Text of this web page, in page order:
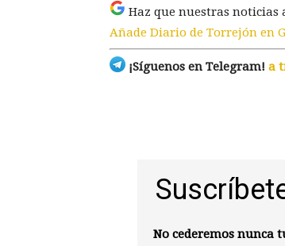
Haz que nuestras noticias
Añade Diario de Torrejón en
¡Síguenos en Telegram! a
No cederemos nunca